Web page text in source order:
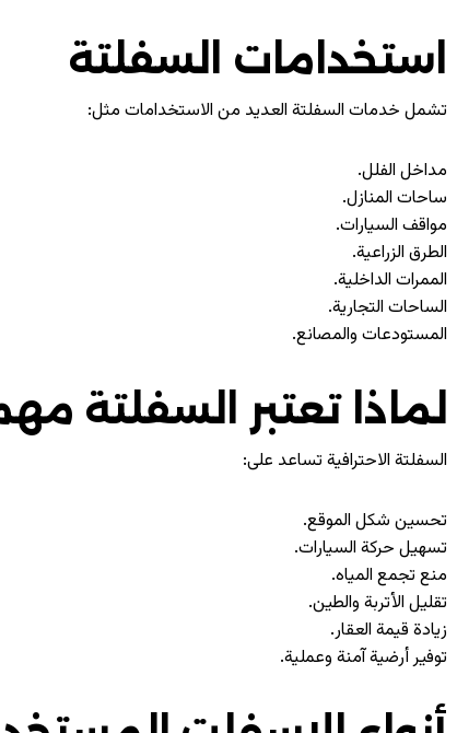
استخدامات السفلتة
تشمل خدمات السفلتة العديد من الاستخدامات مثل:
مداخل الفلل.
ساحات المنازل.
مواقف السيارات.
الطرق الزراعية.
الممرات الداخلية.
الساحات التجارية.
المستودعات والمصانع.
لماذا تعتبر السفلتة
السفلتة الاحترافية تساعد على:
تحسين شكل الموقع.
تسهيل حركة السيارات.
منع تجمع المياه.
تقليل الأتربة والطين.
زيادة قيمة العقار.
توفير أرضية آمنة وعملية.